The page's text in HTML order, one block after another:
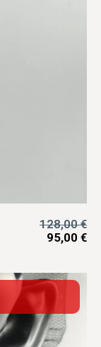
128,00€
95,00 €